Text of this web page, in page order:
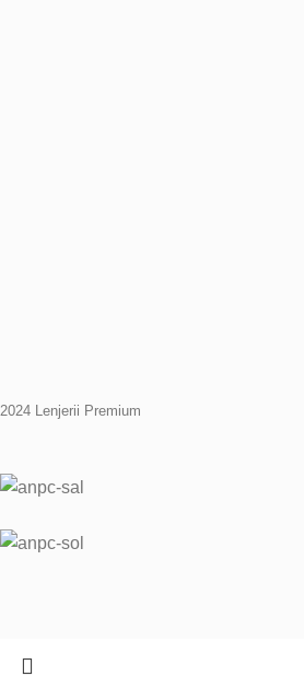
2024 Lenjerii Premium